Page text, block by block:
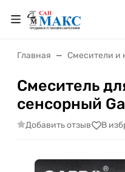
Главная Смесители и
Смеситель
сенсорный
Добавить отзыв В